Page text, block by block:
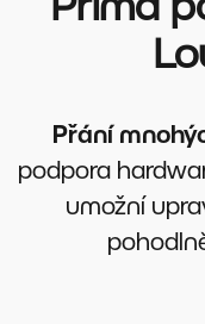
Přímá
Přání
podpora
umožní